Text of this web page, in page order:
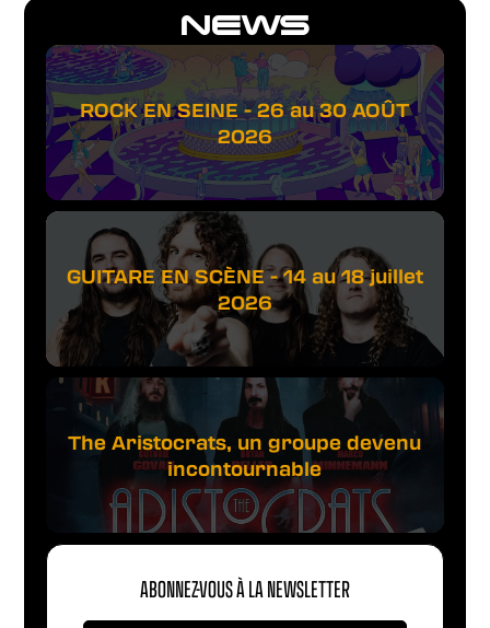
NEWS
ROCK EN SEINE - 26 au 30 AOÛT
2026
GUITARE EN SCÈNE - 14 au 18 juillet
2026
The Aristocrats, un groupe devenu
incontournable
ABONNEZ-VOUS À LA NEWSLETTER